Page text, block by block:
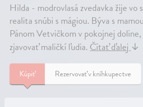
Hilda - modrovlasá zvedavka žije vo
realita snúbi s mágiou. Býva s
Pánom Vetvičkom v pokojnej doline,
zjavovať maličkí ľudia.Čítať ďalej↓
Kúpiť Rezervovať v kníhkupectve